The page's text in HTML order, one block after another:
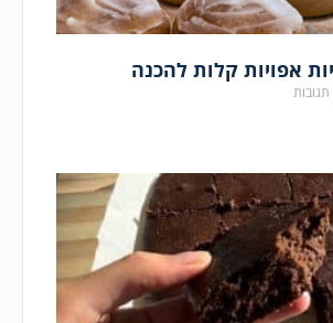
אפויות קלות להכנה
תגובות